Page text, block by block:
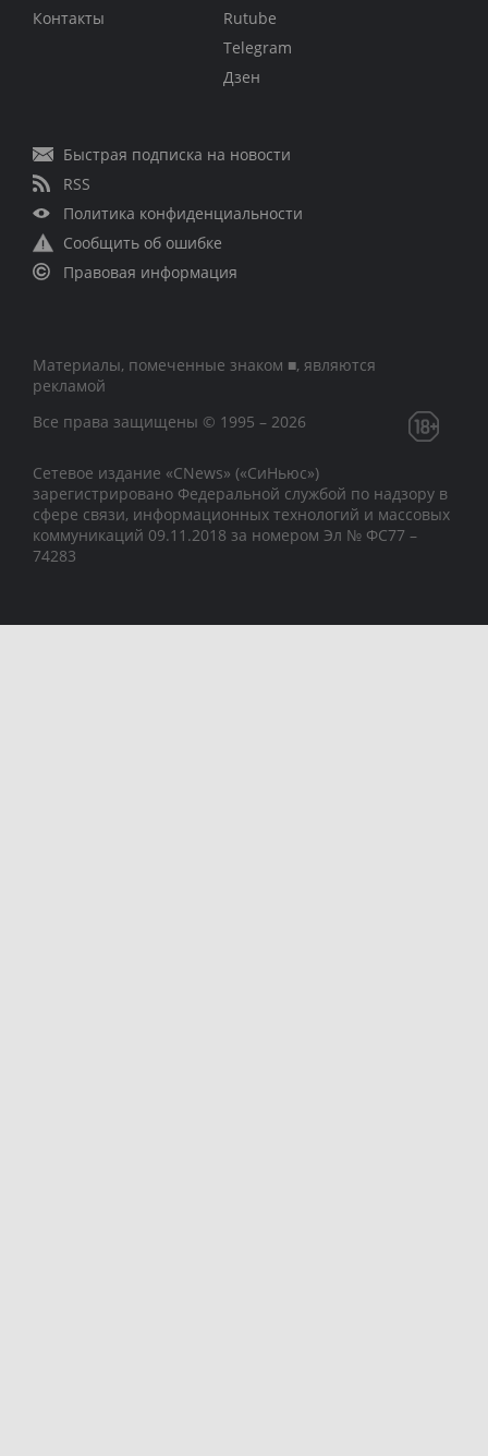
Контакты
Rutube
Telegram
Дзен
Быстрая подписка на новости
RSS
Политика конфиденциальности
Сообщить об ошибке
Правовая информация
Материалы, помеченные знаком ■, являются
рекламой
Все права защищены © 1995 – 2026
Сетевое издание «CNews» («СиНьюс»)
зарегистрировано Федеральной службой по надзору в
сфере связи, информационных технологий и массовых
коммуникаций 09.11.2018 за номером Эл № ФС77 –
74283